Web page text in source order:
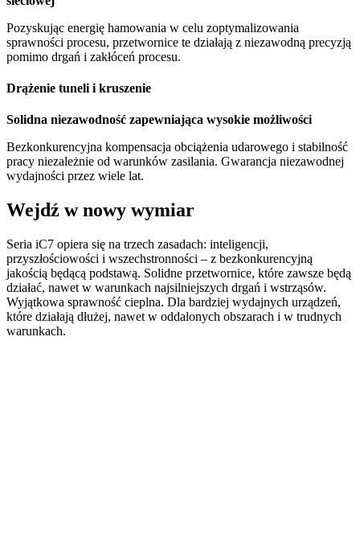
Pozyskując energię hamowania w celu zoptymalizowania
sprawności procesu, przetwornice te działają z niezawodną precyzją
pomimo drgań i zakłóceń procesu.
Drążenie tuneli i kruszenie
Solidna niezawodność zapewniająca wysokie możliwości
Bezkonkurencyjna kompensacja obciążenia udarowego i stabilność
pracy niezależnie od warunków zasilania. Gwarancja niezawodnej
wydajności przez wiele lat.
Wejdź w nowy wymiar
Seria iC7 opiera się na trzech zasadach: inteligencji,
przyszłościowości i wszechstronności – z bezkonkurencyjną
jakością będącą podstawą. Solidne przetwornice, które zawsze będą
działać, nawet w warunkach najsilniejszych drgań i wstrząsów.
Wyjątkowa sprawność cieplna. Dla bardziej wydajnych urządzeń,
które działają dłużej, nawet w oddalonych obszarach i w trudnych
warunkach.